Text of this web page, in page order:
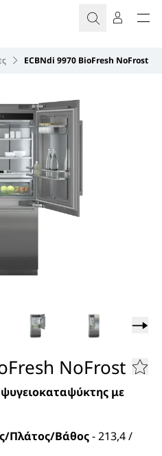
ECBNdi 9970 BioFresh NoFrost
NoFrost
με
Πλάτος/Βάθος-213,4 /